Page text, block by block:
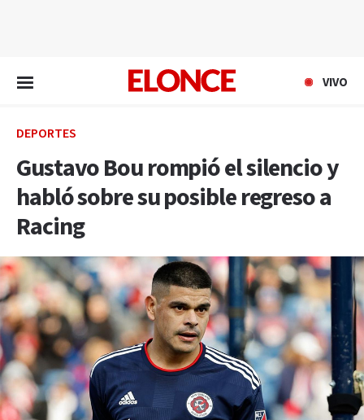
VIVO
DEPORTES
Gustavo Bou rompió el silencio y
habló sobre su posible regreso a
Racing